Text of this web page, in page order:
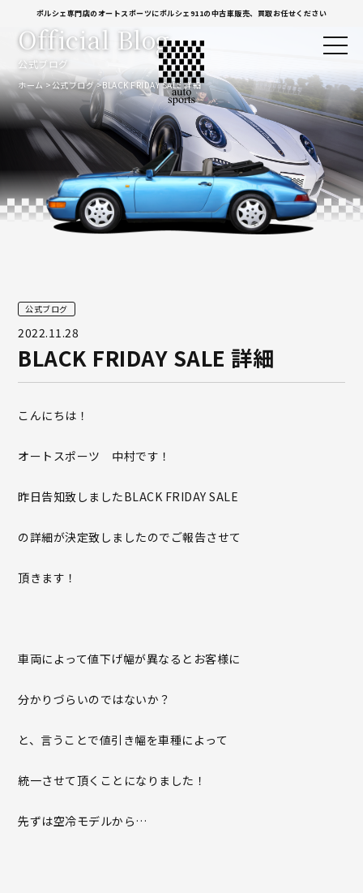
ポルシェ専門店のオートスポーツにポルシェ911の中古車販売、買取お任せください
公式ブログ
Official Blog
ホーム 公式ブログ BLACK FRIDAY SALE 詳細
公式ブログ
2022.11.28
BLACK FRIDAY SALE 詳細
こんにちは！
オートスポーツ 中村です！
昨日告知致しましたBLACK FRIDAY SALE
の詳細が決定致しましたのでご報告させて
頂きます！
車両によって値下げ幅が異なるとお客様に
分かりづらいのではないか？
と、言うことで値引き幅を車種によって
統一させて頂くことになりました！
先ずは空冷モデルから…